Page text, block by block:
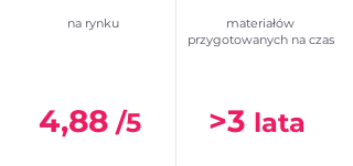
na rynku
4,88/5
materiałów
przygotowanych na czas
>3 lata